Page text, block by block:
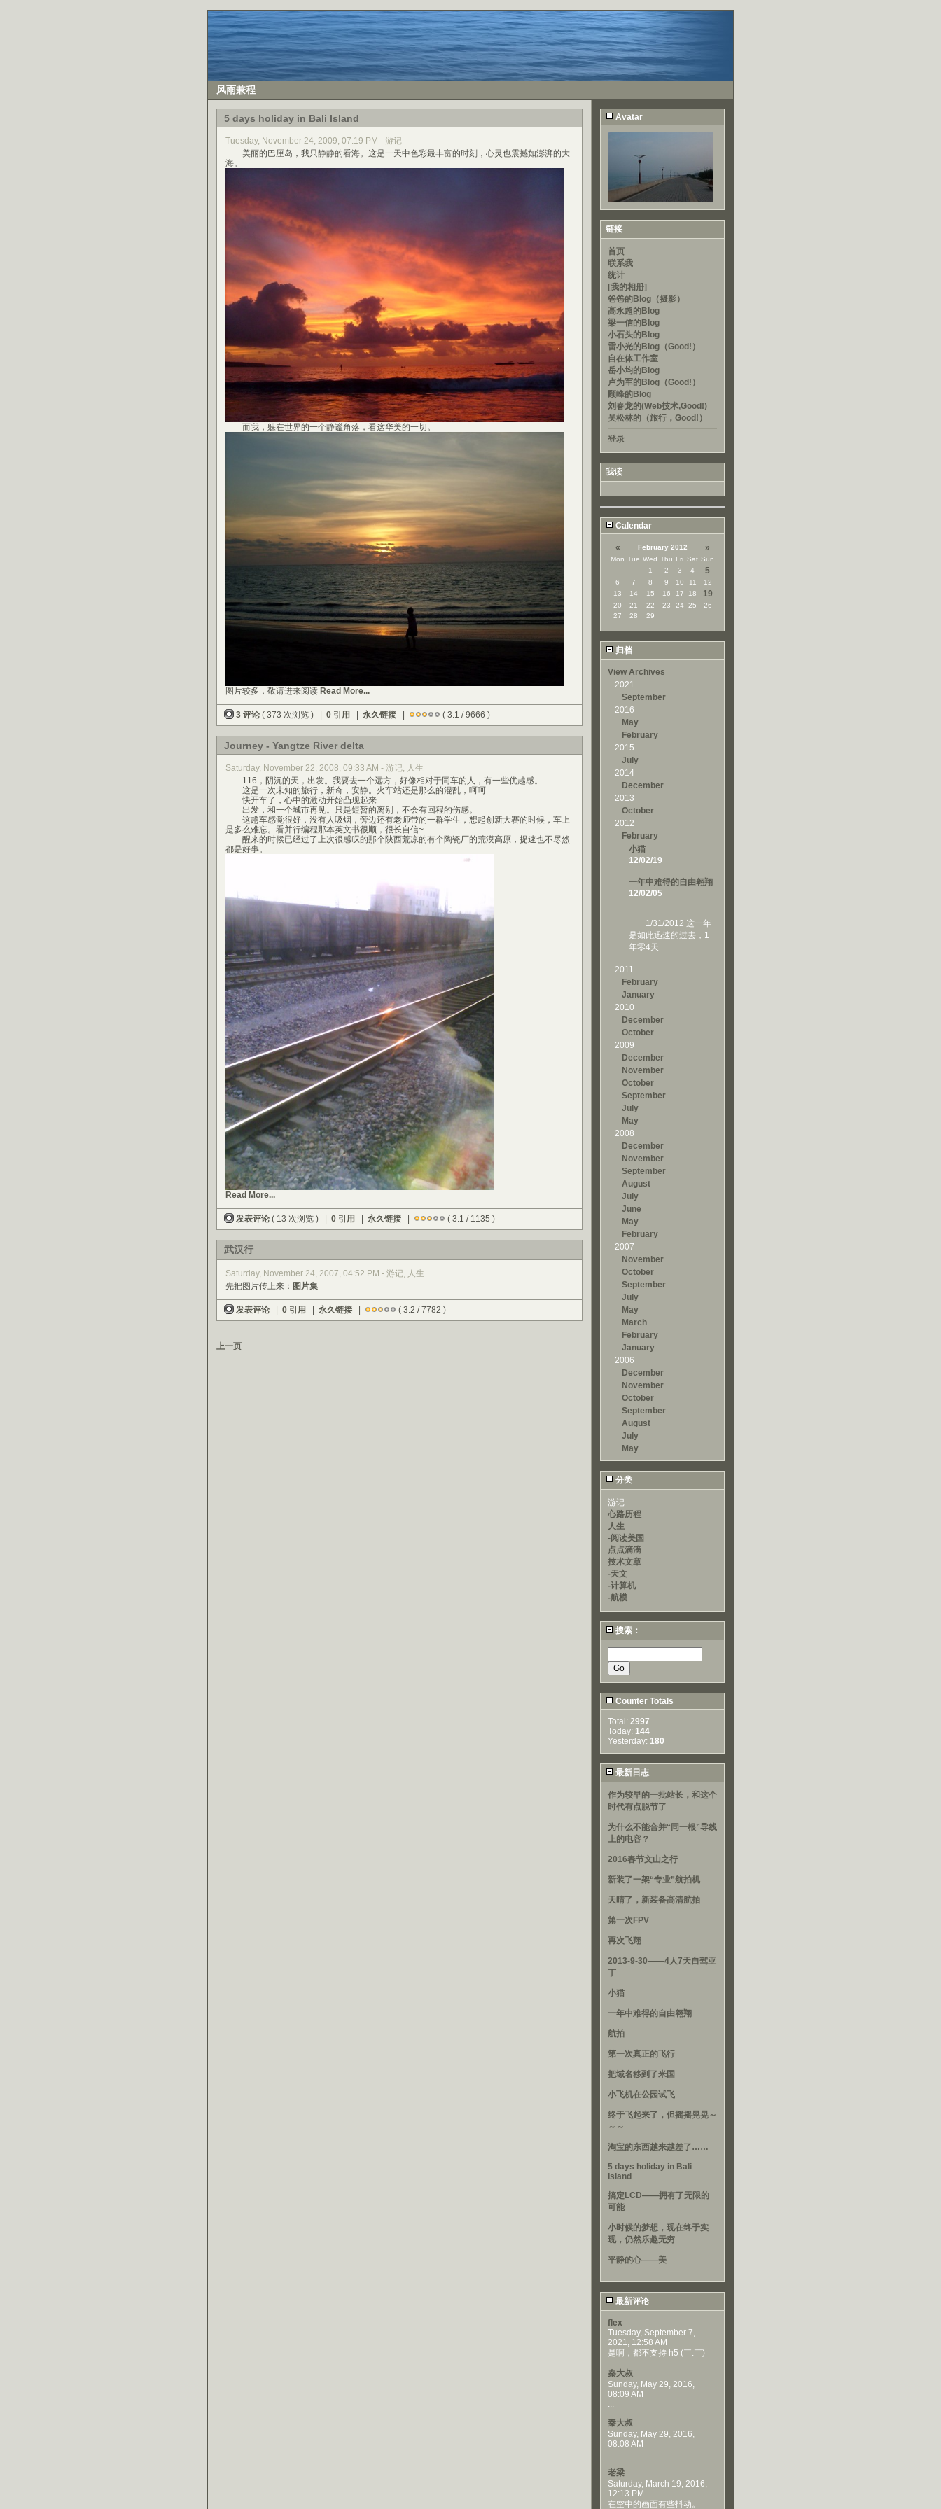
风雨兼程
5 days holiday in Bali Island
Tuesday, November 24, 2009, 07:19 PM - 游记
美丽的巴厘岛，我只静静的看海。这是一天中色彩最丰富的时刻，心灵也震撼如澎湃的大
海。
而我，躲在世界的一个静谧角落，看这华美的一切。
图片较多，敬请进来阅读 Read More...
3 评论 ( 373 次浏览 ) | 0 引用 永久链接 ( 3.1 / 9666 )
Journey - Yangtze River delta
Saturday, November 22, 2008, 09:33 AM - 游记, 人生
116，阴沉的天，出发。我要去一个远方，好像相对于同车的人，有一些优越感。
这是一次未知的旅行，新奇，安静。火车站还是那么的混乱，呵呵
快开车了，心中的激动开始凸现起来
出发，和一个城市再见。只是短暂的离别，不会有回程的伤感。
这趟车感觉很好，没有人吸烟，旁边还有老师带的一群学生，想起创新大赛的时候，车上
是多么难忘。看并行编程那本英文书很顺，很长自信~
醒来的时候已经过了上次很感叹的那个陕西荒凉的有个陶瓷厂的荒漠高原，提速也不尽然
都是好事。
Read More...
发表评论 ( 13 次浏览 ) | 0 引用 永久链接 ( 3.1 / 1135 )
武汉行
Saturday, November 24, 2007, 04:52 PM - 游记, 人生
先把图片传上来： 图片集
发表评论 0 引用 永久链接 ( 3.2 / 7782 )
上一页
Avatar
链接
首页
联系我
统计
[我的相册]
爸爸的Blog（摄影）
高永超的Blog
梁一信的Blog
小石头的Blog
雷小光的Blog（Good!）
自在体工作室
岳小均的Blog
卢为军的Blog（Good!）
顾峰的Blog
刘春龙的(Web技术,Good!)
吴松林的（旅行，Good!）
登录
我读
Calendar
« February 2012 »
Mon Tue Wed Thu Fri Sat Sun
1
2 3 4 5
6 7 8 9 10 11
12
13
14 15 16 17 18 19
20 21 22 23 24 25
26
27
28 29
归档
View Archives
2021
September
2016
May
February
2015
July
2014
December
2013
October
2012
February
小猫
12/02/19
一年中难得的自由翱翔
12/02/05
1/31/2012 这一年
是如此迅速的过去，1
年零4天
2011
February
January
2010
December
October
2009
December
November
October
September
July
May
2008
December
November
September
August
July
June
May
February
2007
November
October
September
July
May
March
February
January
2006
December
November
October
September
August
July
May
分类
游记
心路历程
人生
-阅读美国
点点滴滴
技术文章
-天文
-计算机
-航模
搜索：
Counter Totals
Total: 2997
Today: 144
Yesterday: 180
最新日志
作为较早的一批站长，和这个
时代有点脱节了
为什么不能合并“同一根”导线
上的电容？
2016春节文山之行
新装了一架“专业”航拍机
天晴了，新装备高清航拍
第一次FPV
再次飞翔
2013-9-30——4人7天自驾亚
丁
小猫
一年中难得的自由翱翔
航拍
第一次真正的飞行
把域名移到了米国
小飞机在公园试飞
终于飞起来了，但摇摇晃晃～
～～
淘宝的东西越来越差了……
5 days holiday in Bali
Island
搞定LCD——拥有了无限的
可能
小时候的梦想，现在终于实
现，仍然乐趣无穷
平静的心——美
最新评论
flex
Tuesday, September 7,
2021, 12:58 AM
是啊，都不支持 h5 (￣.￣)
秦大叔
Sunday, May 29, 2016,
08:09 AM
...
秦大叔
Sunday, May 29, 2016,
08:08 AM
...
老梁
Saturday, March 19, 2016,
12:13 PM
在空中的画面有些抖动。